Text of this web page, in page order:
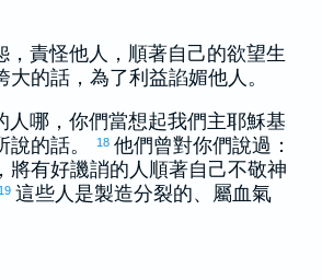
，責怪他人，順著自己的欲望生
的話，為了利益諂媚他人。
人哪，你們當想起我們主耶穌基
說的話。
18 他們曾對你們說過：
將有好譏誚的人順著自己不敬神
19 這些人是製造分裂的、屬血氣